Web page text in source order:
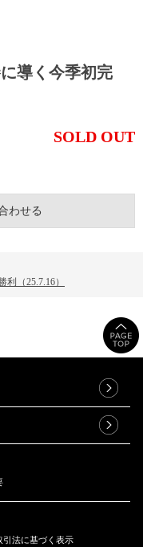
導く今季初完
SOLD OUT
わせる
（25.7.16）
引法に基づく表示